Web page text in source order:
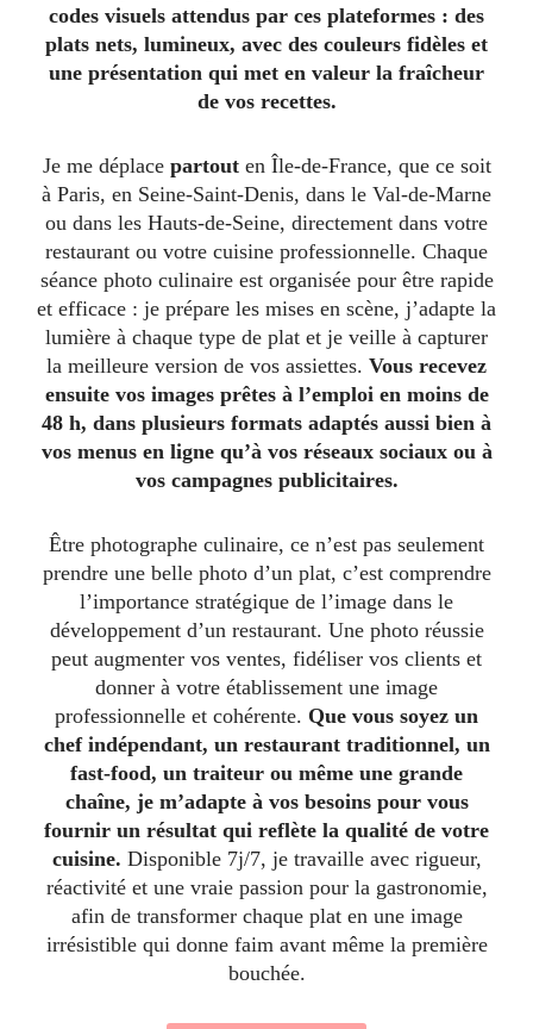
codes visuels attendus par ces plateformes : des
plats nets, lumineux, avec des couleurs fidèles et
une présentation qui met en valeur la fraîcheur
de vos recettes.
Je me déplace partouten Île-de-France, que ce soit
à Paris, en Seine-Saint-Denis, dans le Val-de-Marne
ou dans les Hauts-de-Seine, directement dans votre
restaurant ou votre cuisine professionnelle. Chaque
séance photo culinaire est organisée pour être rapide
et efficace : je prépare les mises en scène, j’adapte la
lumière à chaque type de plat et je veille à capturer
la meilleure version de vos assiettes. Vous recevez
ensuite vos images prêtes à l’emploi en moins de
48 h, dans plusieurs formats adaptés aussi bien à
vos menus en ligne qu’à vos réseaux sociaux ou à
vos campagnes publicitaires.
Être photographe culinaire, ce n’est pas seulement
prendre une belle photo d’un plat, c’est comprendre
l’importance stratégique de l’image dans le
développement d’un restaurant. Une photo réussie
peut augmenter vos ventes, fidéliser vos clients et
donner à votre établissement une image
professionnelle et cohérente. Que vous soyez un
chef indépendant, un restaurant traditionnel, un
fast-food, un traiteur ou même une grande
chaîne, je m’adapte à vos besoins pour vous
fournir un résultat qui reflète la qualité de votre
cuisine. Disponible 7j/7, je travaille avec rigueur,
réactivité et une vraie passion pour la gastronomie,
afin de transformer chaque plat en une image
irrésistible qui donne faim avant même la première
bouchée.